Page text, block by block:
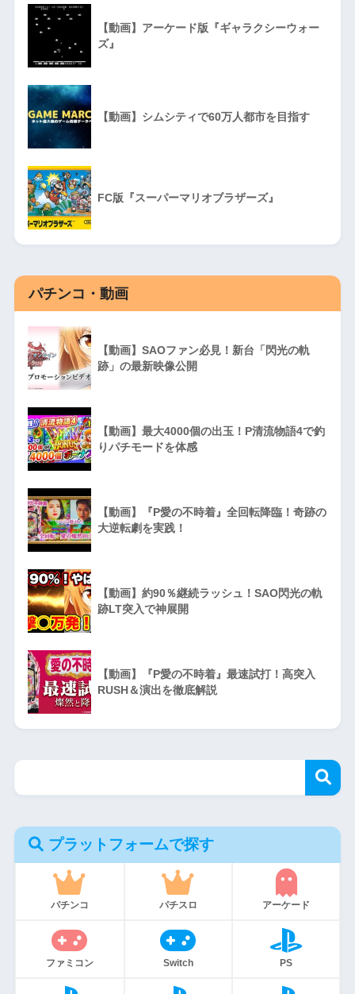
【動画】アーケード版『ギャラクシーウォー
ズ』
【動画】シムシティで60万人都市を目指す
FC版『スーパーマリオブラザーズ』
パチンコ・動画
【動画】SAOファン必見！新台「閃光の軌
跡」の最新映像公開
【動画】最大4000個の出玉！P清流物語4で釣
りパチモードを体感
【動画】『P愛の不時着』全回転降臨！奇跡の
大逆転劇を実践！
【動画】約90％継続ラッシュ！SAO閃光の軌
跡LT突入で神展開
【動画】『P愛の不時着』最速試打！高突入
RUSH＆演出を徹底解説
プラットフォームで探す
パチンコ パチスロ アーケード
ファミコン Switch PS